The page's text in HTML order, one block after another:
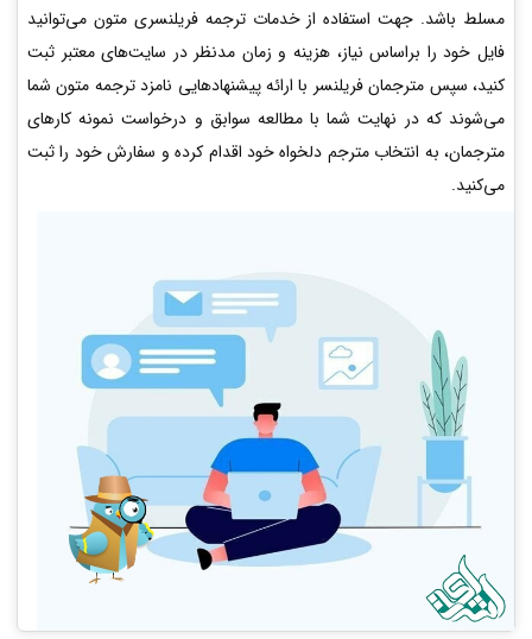
مسلط باشد. جهت استفاده از خدمات ترجمه فریلنسری متون می‌توانید
فایل خود را براساس نیاز، هزینه و زمان مدنظر در سایت‌های معتبر ثبت
کنید، سپس مترجمان فریلنسر با ارائه پیشنهادهایی نامزد ترجمه متون شما
می‌شوند که در نهایت شما با مطالعه سوابق و درخواست نمونه کارهای
مترجمان، به انتخاب مترجم دلخواه خود اقدام کرده و سفارش خود را ثبت
می‌کنید.